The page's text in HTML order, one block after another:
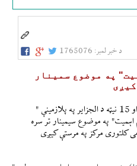
د خبر لمبر: 1765076
په موضوع سمينار
نړيواله ډله: د روانې مياشتې په 14 او 15 نیټه د الجزاير په پلازمينې "
په موضوع سيمينار تر سره
كلتوری مركز په مرستې كیږی